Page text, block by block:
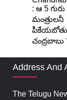
Address And
The Telugu